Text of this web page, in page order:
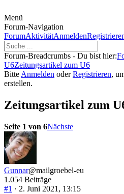
Menü
Forum-Navigation
ForumAktivitätAnmelden
Forum-Breadcrumbs - Du bist hier:
U6Zeitungsartikel zum U6
Bitte Anmelden oderRegistrieren,
erstellen.
Zeitungsartikel zum
Seite 1 von 6Nächste
Gunnar@mailgroebel-eu
1.054 Beiträge
#1 · 2. Juni 2021, 13:15